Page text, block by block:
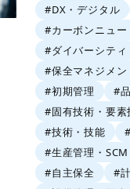
#DX・デジタル
#カーボンニュー
#ダイバーシティ
#保全マネジメン
#初期管理
#
#固有技術・要素
#技術・技能
#生産管理・SCM
#自主保全
#